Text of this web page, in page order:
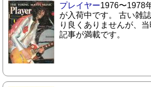
プレイヤー1976〜1978
が入荷中です。 古い雑
り良くありませんが、
記事が満載です。